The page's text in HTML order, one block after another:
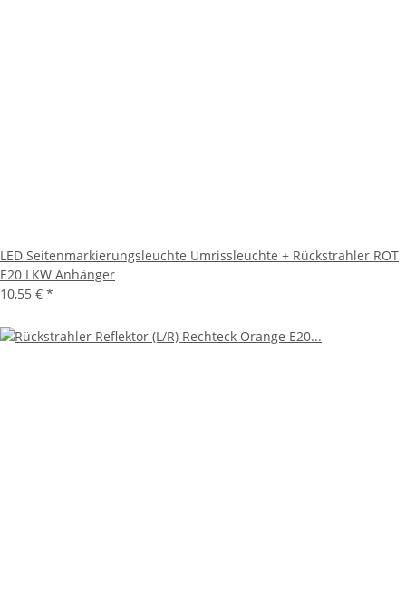
LED Seitenmarkierungsleuchte Umrissleuchte + Rückstrahler ROT
E20 LKW Anhänger
10,55 € *